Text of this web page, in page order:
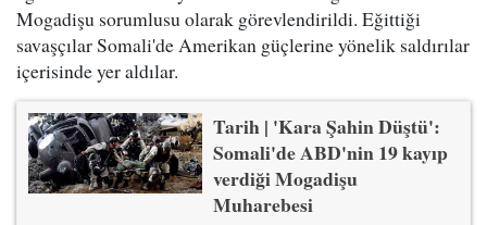
Mogadişu sorumlusu olarak görevlendirildi. Eğittiği
savaşçılar Somali'de Amerikan güçlerine yönelik saldırılar
içerisinde yer aldılar.
Tarih | 'Kara Şahin Düştü':
Somali'de ABD'nin 19 kayıp
verdiği Mogadişu
Muharebesi